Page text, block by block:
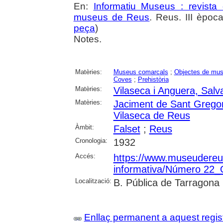
En: Informatiu Museus :
museus de Reus. Reus. III
peça)
Notes.
Matèries: Museus comarcals ; Objectes de
Coves ; Prehistòria
Matèries:
Vilaseca i Anguera,
Matèries:
Jaciment de Sant
Vilaseca de Reus
Àmbit: Falset; Reus
Cronologia: 1932
Accés:
https://
informativa/Número
Localització: B. Pública de Tarragona
Enllaç permanent a aquest